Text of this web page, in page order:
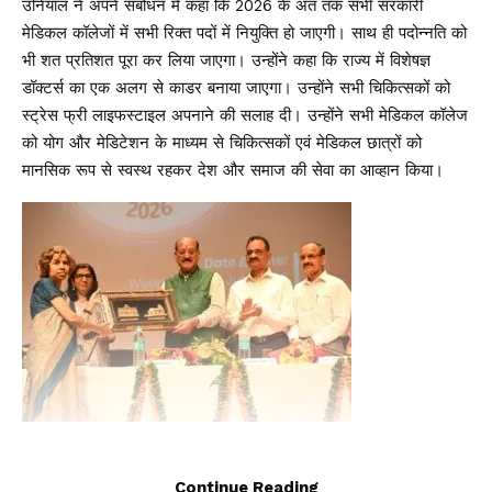
उनियाल ने अपने संबोधन में कहा कि 2026 के अंत तक सभी सरकारी
मेडिकल कॉलेजों में सभी रिक्त पदों में नियुक्ति हो जाएगी। साथ ही पदोन्नति को
भी शत प्रतिशत पूरा कर लिया जाएगा। उन्होंने कहा कि राज्य में विशेषज्ञ
डॉक्टर्स का एक अलग से काडर बनाया जाएगा। उन्होंने सभी चिकित्सकों को
स्ट्रेस फ्री लाइफस्टाइल अपनाने की सलाह दी। उन्होंने सभी मेडिकल कॉलेज
को योग और मेडिटेशन के माध्यम से चिकित्सकों एवं मेडिकल छात्रों को
मानसिक रूप से स्वस्थ रहकर देश और समाज की सेवा का आव्हान किया।
Continue Reading